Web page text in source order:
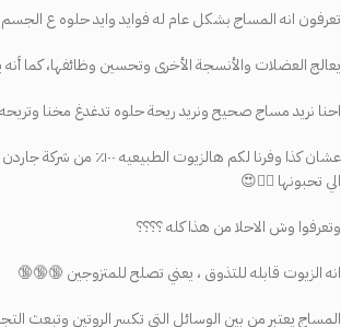
تعرفون انه المساج بشكل عام له فوايد وايد حلوه ع الجسم
يعالج العضلات والأنسجة الأخرى وتحسين وظائفها، كما أنه
احنا نريد مساج صحيح ونريد ريحة حلوه تدغدغ مخنا
عشان كذا وفرنا لكم
الي تحبونها 😮‍💨😍
وتعرفوا وش الاحلا من هذا كله ؟؟؟؟
انه الزيوت قابله للتذوق ، يعني تصلح للمتزوجين 🔞🔞🔞
المساج يعتبر من بين الوسائل التي تكسر الروتين وتبعث